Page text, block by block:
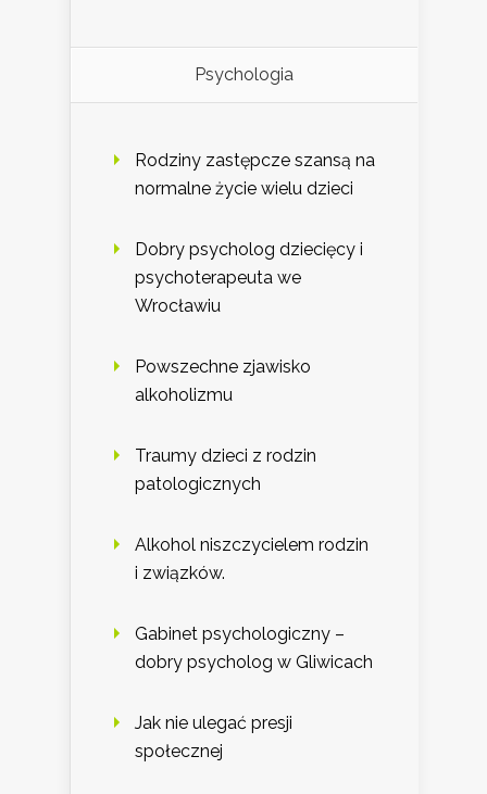
Psychologia
Rodziny zastępcze szansą na
normalne życie wielu dzieci
Dobry psycholog dziecięcy i
psychoterapeuta we
Wrocławiu
Powszechne zjawisko
alkoholizmu
Traumy dzieci z rodzin
patologicznych
Alkohol niszczycielem rodzin
i związków.
Gabinet psychologiczny –
dobry psycholog w Gliwicach
Jak nie ulegać presji
społecznej